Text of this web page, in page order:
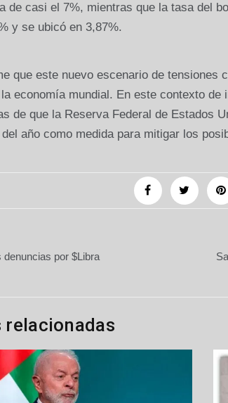
de casi el 7%, mientras que la tasa del
y se ubicó en 3,87%.
que este nuevo escenario de tensiones
economía mundial. En este contexto
de que la Reserva Federal de Estados
año como medida para mitigar los
denuncias por $Libra
relacionadas